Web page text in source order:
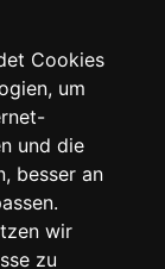
Cookies
um
und die
besser an
wir
zu